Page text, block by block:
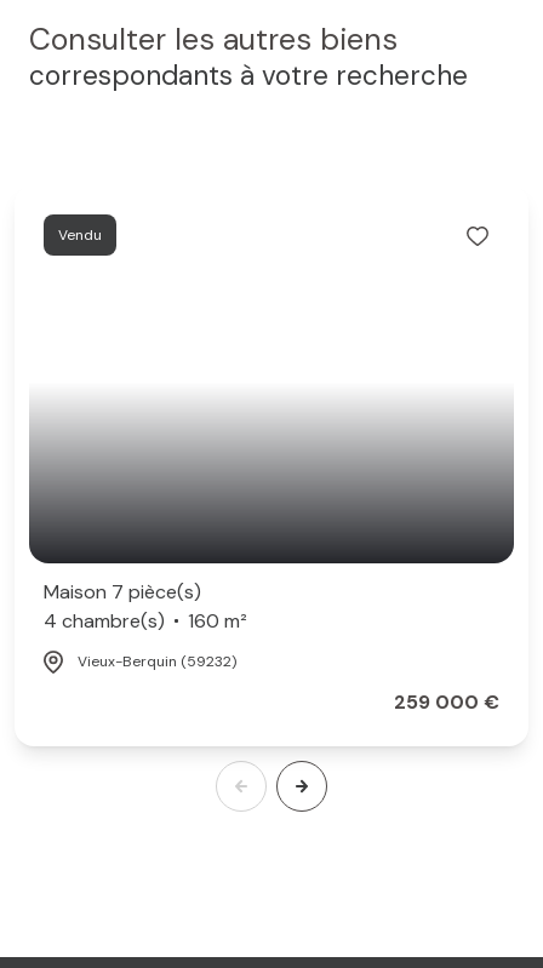
Consulter les autres biens
correspondants à votre recherche
Vendu
Maison 7 pièce(s)
4 chambre(s)
160 m²
Vieux-Berquin (59232)
259 000 €